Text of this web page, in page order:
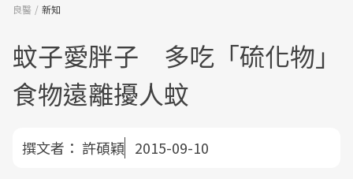
良醫 新知
蚊子愛胖子 多吃「硫化物」
食物遠離擾人蚊
撰文者： 許碩穎 2015-09-10